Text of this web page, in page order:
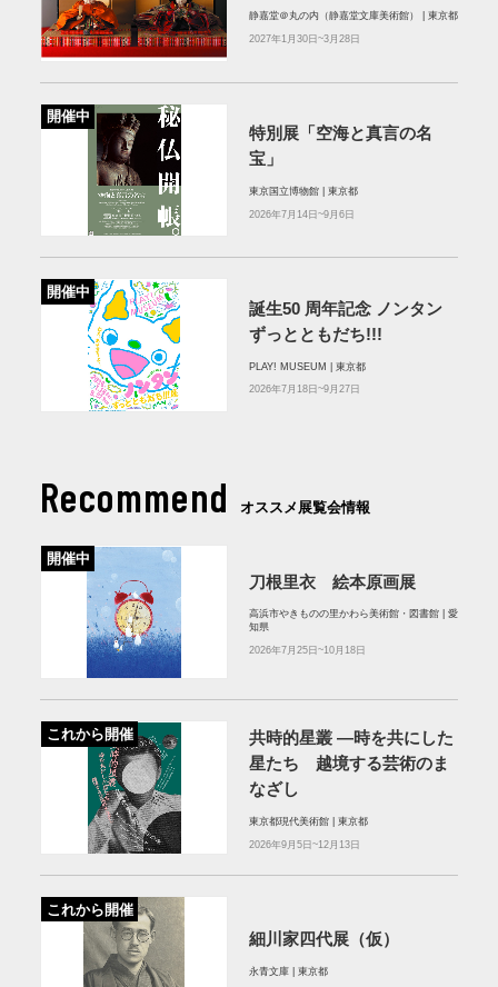
静嘉堂＠丸の内（静嘉堂文庫美術館） | 東京都
2027年1月30日~3月28日
開催中
特別展「空海と真言の名
宝」
東京国立博物館 | 東京都
2026年7月14日~9月6日
開催中
誕⽣50 周年記念 ノンタン
ずっとともだち!!!
PLAY! MUSEUM | 東京都
2026年7月18日~9月27日
Recommend オススメ展覧会情報
開催中
刀根里衣 絵本原画展
高浜市やきものの里かわら美術館・図書館 | 愛
知県
2026年7月25日~10月18日
これから開催
共時的星叢 ―時を共にした
星たち 越境する芸術のま
なざし
東京都現代美術館 | 東京都
2026年9月5日~12月13日
これから開催
細川家四代展（仮）
永青文庫 | 東京都